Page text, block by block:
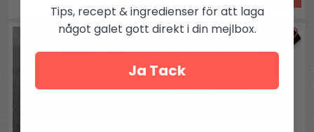
Tips, recept & ingredienser för att laga
något galet gott direkt i din mejlbox.
Ja Tack